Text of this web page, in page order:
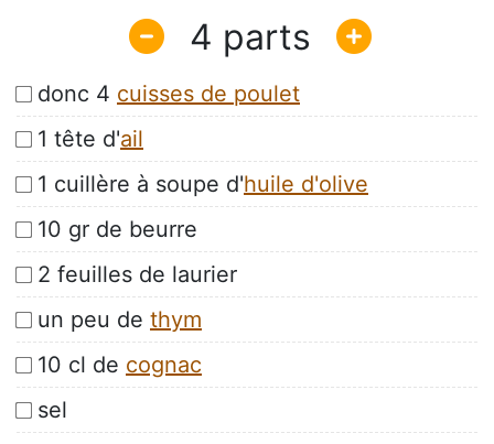
4
donc 4 cuisses de poulet
1 tête d'ail
1 cuillère à soupe d'huile d'olive
10 gr de beurre
2 feuilles de laurier
un peu de thym
10 cl de cognac
sel